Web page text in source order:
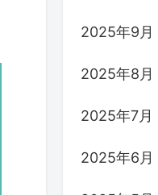
2025年9月
2025年8月
2025年7月
2025年6月